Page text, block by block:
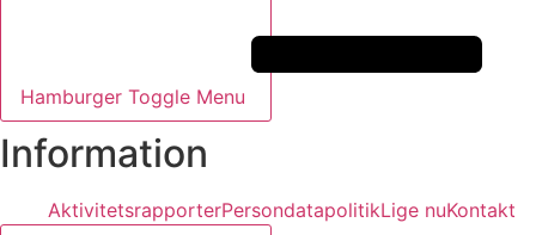
Hamburger Toggle Menu
Information
AktivitetsrapporterPersondatapolitikLige nuKontakt